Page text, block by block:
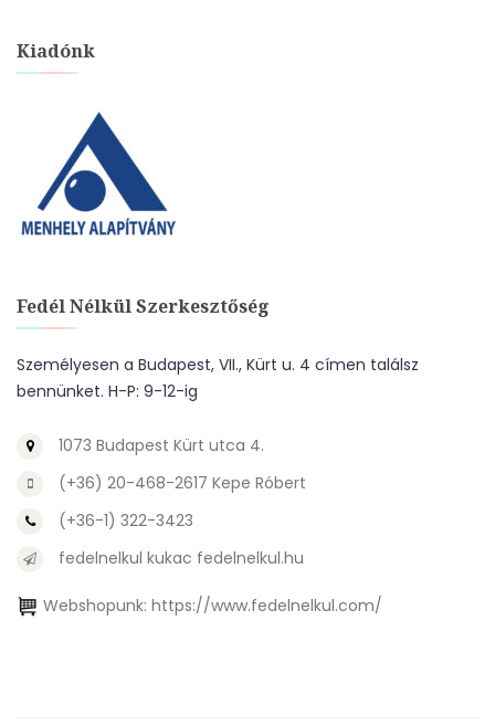
Kiadónk
Fedél Nélkül Szerkesztőség
Személyesen a Budapest, VII., Kürt u. 4 címen találsz
bennünket. H-P: 9-12-ig
1073 Budapest Kürt utca 4.
(+36) 20-468-2617 Kepe Róbert
(+36-1) 322-3423
fedelnelkul kukac fedelnelkul.hu
Webshopunk: https://www.fedelnelkul.com/